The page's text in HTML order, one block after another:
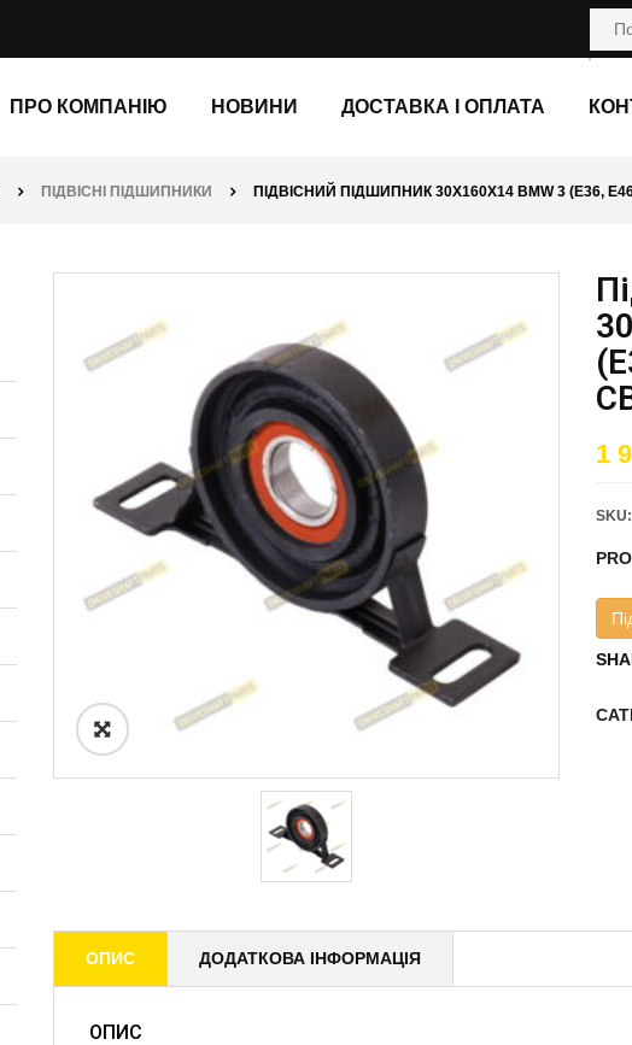
ПРО КОМПАНІЮ НОВИНИ ДОСТАВКА І ОПЛАТА
ПІДВІСНІ ПІДШИПНИКИ ПІДВІСНИЙ ПІДШИПНИК 30X160X14 BMW 3 (E36,
1
SKU:
ОПИС ДОДАТКОВА ІНФОРМАЦІЯ
ОПИС